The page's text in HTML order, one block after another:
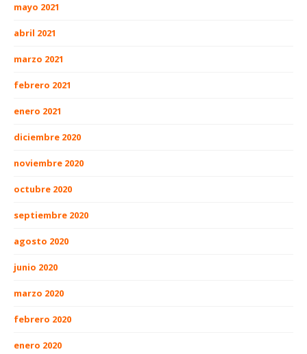
mayo 2021
abril 2021
marzo 2021
febrero 2021
enero 2021
diciembre 2020
noviembre 2020
octubre 2020
septiembre 2020
agosto 2020
junio 2020
marzo 2020
febrero 2020
enero 2020